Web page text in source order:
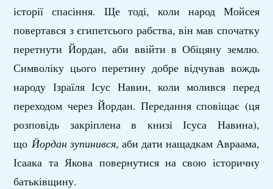
історії спасіння. Ще тоді, коли народ Мойсея
повертався з єгипетсього рабства, він мав спочатку
перетнути Йордан, аби ввійти в Обіцяну землю.
Символіку цього перетину добре відчував вождь
народу Ізраїля Ісус Навин, коли молився перед
переходом через Йордан. Передання сповіщає (ця
розповідь закріплена в книзі Ісуса Навина),
що Йордан зупинився, аби дати нащадкам Авраама,
Ісаака та Якова повернутися на свою історичну
батьківщину.